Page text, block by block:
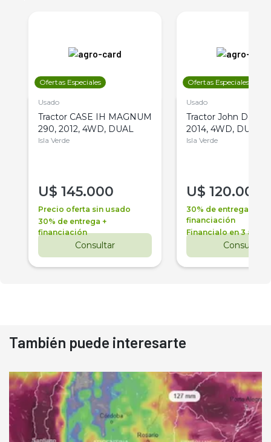
Ofertas Especiales
Usado
Tractor CASE IH MAGNUM
290, 2012, 4WD, DUAL
Isla Verde
U$ 145.000
Precio oferta sin usado
30% de entrega +
financiación
Consultar
Ofertas Especiales
Usado
Tractor John Deere
2014, 4WD, DUAL
Isla Verde
U$ 120.000
30% de entrega +
financiación
Financialo en 3 años
Consultar
También puede interesarte